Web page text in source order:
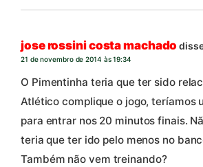
jose rossini costa machado
21 de novembro de 2014 às 19:34
O Pimentinha teria que ter sido
Atlético complique o jogo, teríamos
para entrar nos 20 minutos finais.
teria que ter ido pelo menos no
Também não vem treinando?